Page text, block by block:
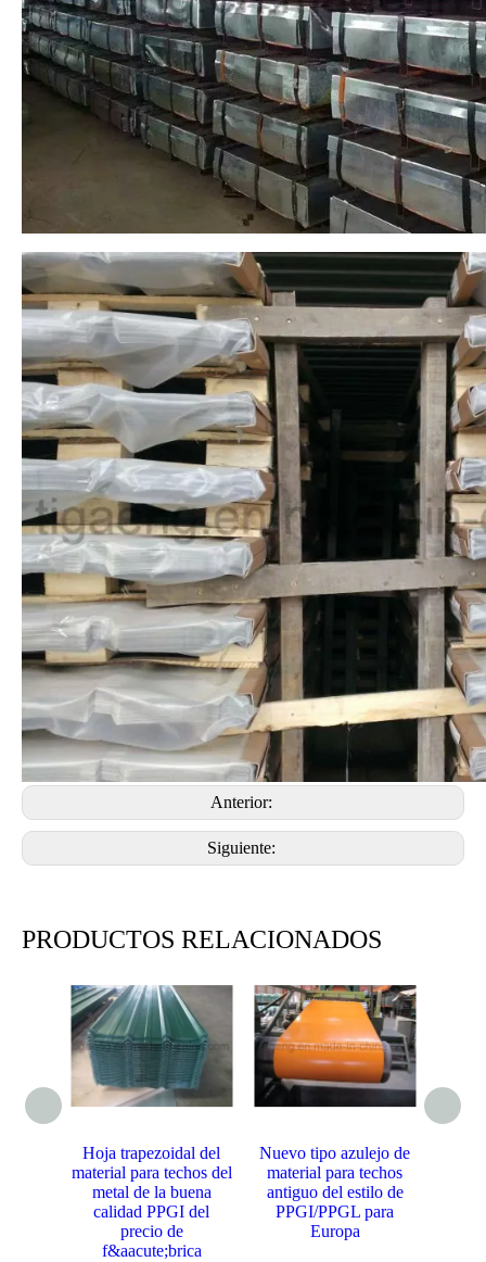
Anterior:
Siguiente:
PRODUCTOS RELACIONADOS
Hoja trapezoidal del
material para techos del
metal de la buena
calidad PPGI del
precio de
f&aacute;brica
Nuevo tipo azulejo de
material para techos
antiguo del estilo de
PPGI/PPGL para
Europa